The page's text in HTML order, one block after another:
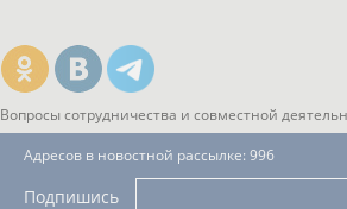
Вопросы сотрудничества и совместной
Адресов в новостной рассылке: 996
Подпишись